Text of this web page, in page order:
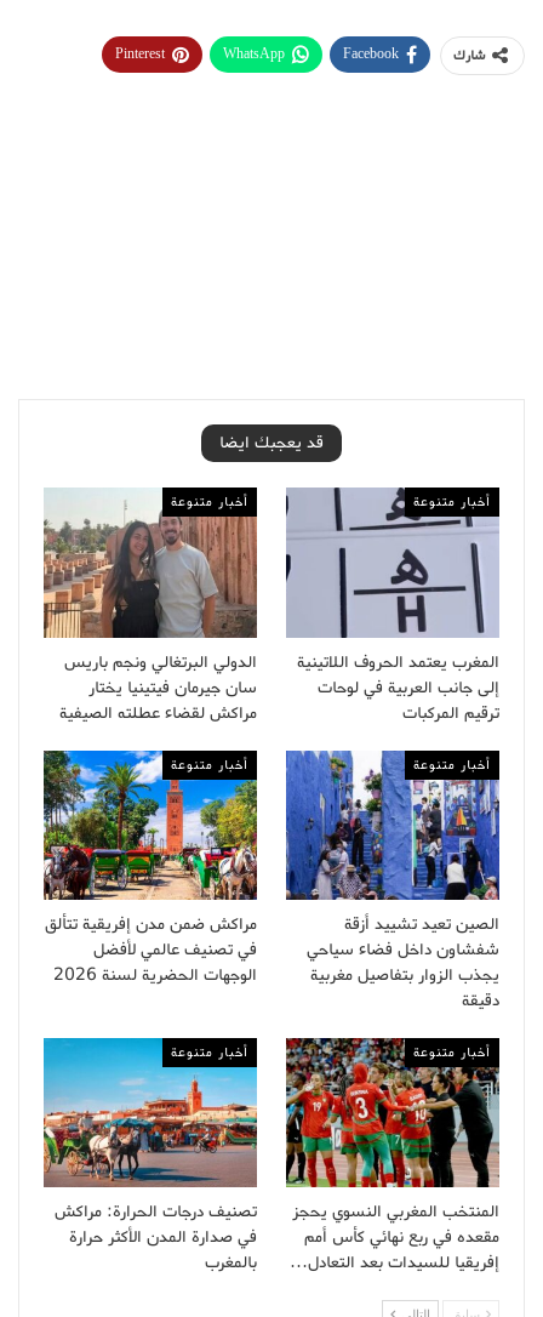
شارك Facebook
WhatsApp
Pinterest
قد يعجبك ايضا
أخبار متنوعة
المغرب يعتمد الحروف اللاتينية
إلى جانب العربية في لوحات
ترقيم المركبات
أخبار متنوعة
الدولي البرتغالي ونجم باريس
سان جيرمان فيتينيا يختار
مراكش لقضاء عطلته الصيفية
أخبار متنوعة
الصين تعيد تشييد أزقة
شفشاون داخل فضاء سياحي
يجذب الزوار بتفاصيل مغربية
دقيقة
أخبار متنوعة
مراكش ضمن مدن إفريقية تتألق
في تصنيف عالمي لأفضل
الوجهات الحضرية لسنة 2026
أخبار متنوعة
المنتخب المغربي النسوي يحجز
مقعده في ربع نهائي كأس أمم
إفريقيا للسيدات بعد التعادل…
أخبار متنوعة
تصنيف درجات الحرارة: مراكش
في صدارة المدن الأكثر حرارة
بالمغرب